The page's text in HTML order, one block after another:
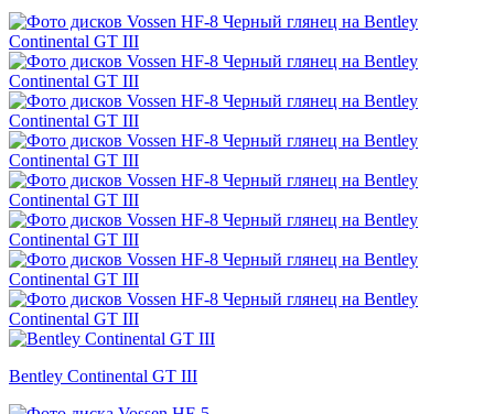
Bentley Continental GT III